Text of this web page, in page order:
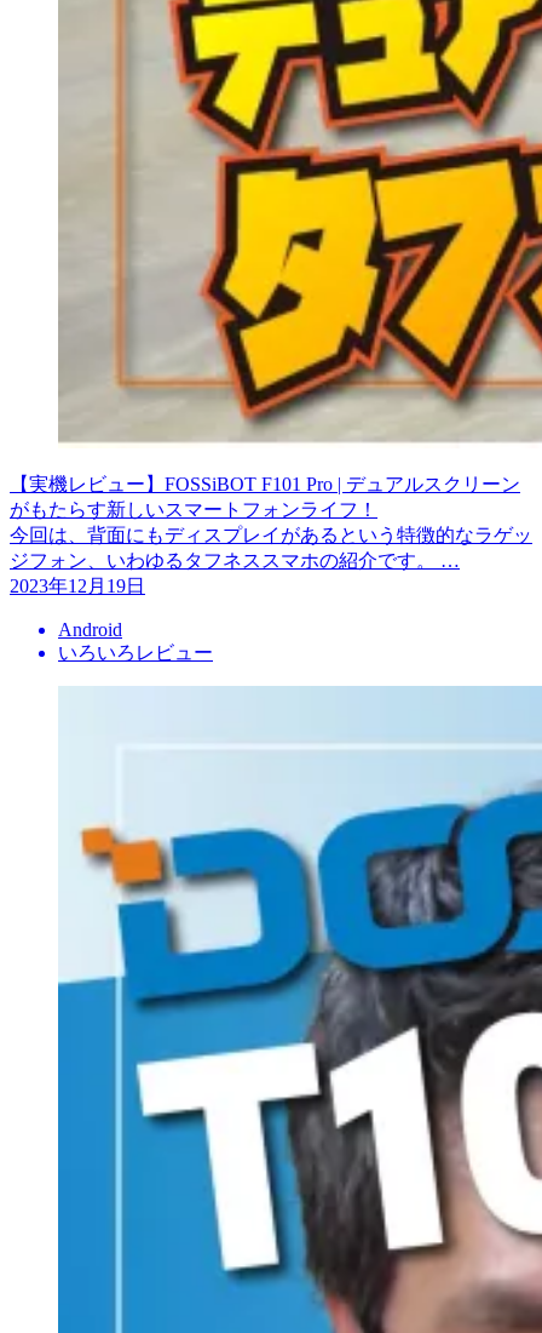
【実機レビュー】FOSSiBOT F101 Pro | デュアルスクリーン
がもたらす新しいスマートフォンライフ！
今回は、背面にもディスプレイがあるという特徴的なラゲッ
ジフォン、いわゆるタフネススマホの紹介です。 …
2023年12月19日
Android
いろいろレビュー